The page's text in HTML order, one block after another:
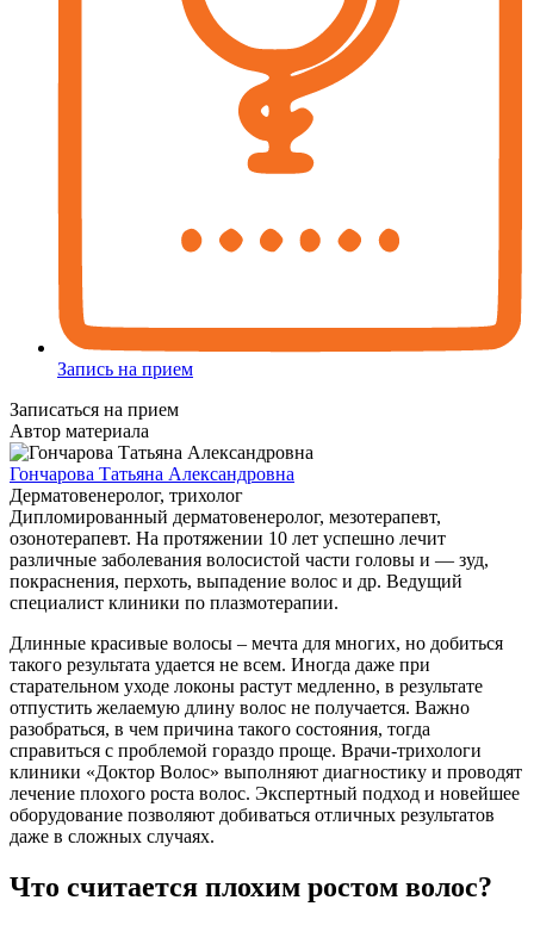
Запись на прием
Записаться на прием
Автор материала
Гончарова Татьяна Александровна
Дерматовенеролог, трихолог
Дипломированный дерматовенеролог, мезотерапевт,
озонотерапевт. На протяжении 10 лет успешно лечит
различные заболевания волосистой части головы и — зуд,
покраснения, перхоть, выпадение волос и др. Ведущий
специалист клиники по плазмотерапии.
Длинные красивые волосы – мечта для многих, но добиться
такого результата удается не всем. Иногда даже при
старательном уходе локоны растут медленно, в результате
отпустить желаемую длину волос не получается. Важно
разобраться, в чем причина такого состояния, тогда
справиться с проблемой гораздо проще. Врачи-трихологи
клиники «Доктор Волос» выполняют диагностику и проводят
лечение плохого роста волос. Экспертный подход и новейшее
оборудование позволяют добиваться отличных результатов
даже в сложных случаях.
Что считается плохим ростом волос?